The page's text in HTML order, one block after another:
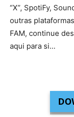
“X”, SpotiFy,
outras
FAM, continue
aqui para si…